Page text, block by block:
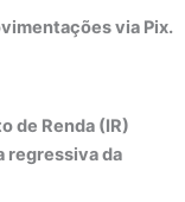
via Pix.
de Renda (IR)
regressiva da